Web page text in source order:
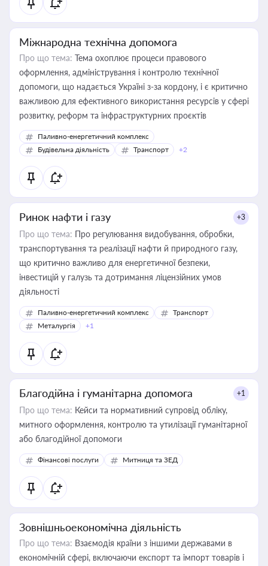
Міжнародна технічна допомога
Про що тема: Тема охоплює процеси правового
оформлення, адміністрування і контролю технічної
допомоги, що надається Україні з-за кордону, і є критично
важливою для ефективного використання ресурсів у сфері
розвитку, реформ та інфраструктурних проєктів
Паливно-енергетичний комплекс
Будівельна діяльність
Транспорт +2
Ринок нафти і газу +3
Про що тема: Про регулювання видобування, обробки,
транспортування та реалізації нафти й природного газу,
що критично важливо для енергетичної безпеки,
інвестицій у галузь та дотримання ліцензійних умов
діяльності
Паливно-енергетичний комплекс
Транспорт
Металургія
+1
Благодійна і гуманітарна допомога +1
Про що тема: Кейси та нормативний супровід обліку,
митного оформлення, контролю та утилізації гуманітарної
або благодійної допомоги
Фінансові послуги Митниця та ЗЕД
Зовнішньоекономічна діяльність
Про що тема: Взаємодія країни з іншими державами в
економічній сфері, включаючи експорт та імпорт товарів і